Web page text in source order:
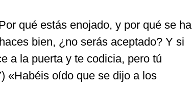
qué estás enojado, y por qué se ha
bien, ¿no serás aceptado? Y si
a la puerta y te codicia, pero tú
«Habéis oído que se dijo a los